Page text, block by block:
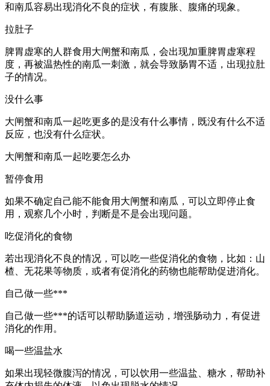
和南瓜容易出现消化不良的症状，有腹胀、腹痛的现象。
拉肚子
脾胃虚寒的人群食用大闸蟹和南瓜，会出现加重脾胃虚寒程
度，再被温热性的南瓜一刺激，就会导致肠胃不适，出现拉肚
子的情况。
没什么事
大闸蟹和南瓜一起吃更多的是没有什么事情，既没有什么不适
反应，也没有什么症状。
大闸蟹和南瓜一起吃要怎么办
暂停食用
如果不确定自己能不能食用大闸蟹和南瓜，可以立即停止食
用，观察几个小时，判断是不是会出现问题。
吃促消化的食物
若出现消化不良的情况，可以吃一些促消化的食物，比如：山
楂、无花果等物质，或者有促消化的药物也能帮助促进消化。
自己做一些***
自己做一些***的话可以帮助肠道运动，增强肠动力，有促进
消化的作用。
喝一些温盐水
如果出现轻微腹泻的情况，可以饮用一些温盐、糖水，帮助补